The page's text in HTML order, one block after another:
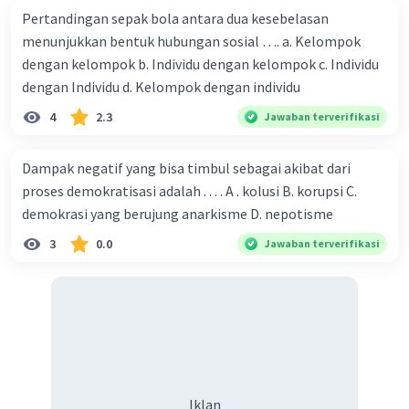
- Teknologi: Modernisasi telah memacu perkembangan
teknologi yang mempengaruhi cara kita berkomunikasi,
bekerja, dan belajar.
- Ekonomi: Modernisasi telah mengubah struktur
ekonomi, menciptakan peluang kerja baru, dan
meningkatkan produktivitas dan efisiensi.
- Sosial Budaya: Modernisasi telah mempengaruhi nilai
dan norma sosial, cara hidup, dan pola pikir masyarakat.
- Politik: Modernisasi telah mempengaruhi sistem
politik, proses pembuatan kebijakan, dan partisipasi
masyarakat dalam proses politik.
Pertandingan sepak bola antara dua kesebelasan
menunjukkan bentuk hubungan sosial …. a. Kelompok
dengan kelompok b. Individu dengan kelompok c. Individu
dengan Individu d. Kelompok dengan individu
4 2.3 Jawaban terverifikasi
Dampak negatif yang bisa timbul sebagai akibat dari
proses demokratisasi adalah . . . . A . kolusi B. korupsi C.
demokrasi yang berujung anarkisme D. nepotisme
3 0.0 Jawaban terverifikasi
Iklan